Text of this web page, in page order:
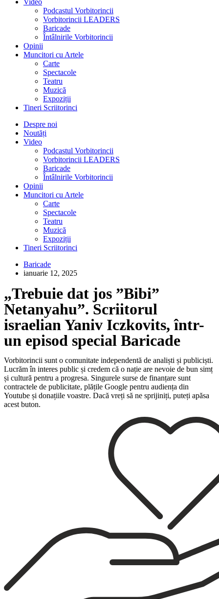
Video
Podcastul Vorbitorincii
Vorbitorincii LEADERS
Baricade
Întâlnirile Vorbitorincii
Opinii
Muncitori cu Artele
Carte
Spectacole
Teatru
Muzică
Expoziții
Tineri Scriitorinci
Despre noi
Noutăți
Video
Podcastul Vorbitorincii
Vorbitorincii LEADERS
Baricade
Întâlnirile Vorbitorincii
Opinii
Muncitori cu Artele
Carte
Spectacole
Teatru
Muzică
Expoziții
Tineri Scriitorinci
Baricade
ianuarie 12, 2025
„Trebuie dat jos ”Bibi”
Netanyahu”. Scriitorul
israelian Yaniv Iczkovits, într-
un episod special Baricade
Vorbitorincii sunt o comunitate independentă de analiști și publiciști.
Lucrăm în interes public și credem că o nație are nevoie de bun simț
și cultură pentru a progresa. Singurele surse de finanțare sunt
contractele de publicitate, plățile Google pentru audiența din
Youtube și donațiile voastre. Dacă vreți să ne sprijiniți, puteți apăsa
acest buton.